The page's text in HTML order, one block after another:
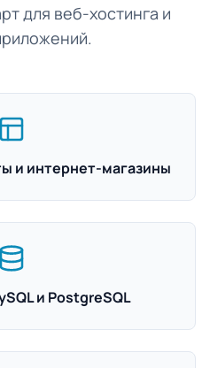
для веб-хостинга и
и интернет-магазины
и PostgreSQL